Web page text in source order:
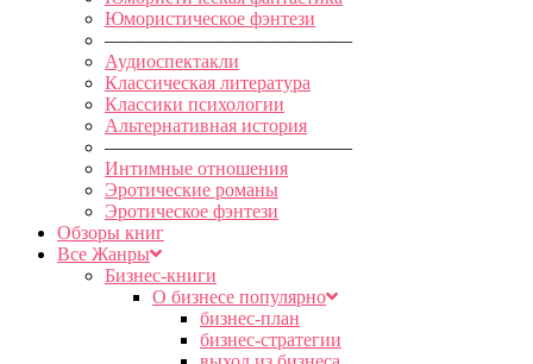
Юмористическое фэнтези
—————————————
Аудиоспектакли
Классическая литература
Классики психологии
Альтернативная история
—————————————
Интимные отношения
Эротические романы
Эротическое фэнтези
Обзоры книг
Все Жанры
Бизнес-книги
О бизнесе популярно
бизнес-план
бизнес-стратегии